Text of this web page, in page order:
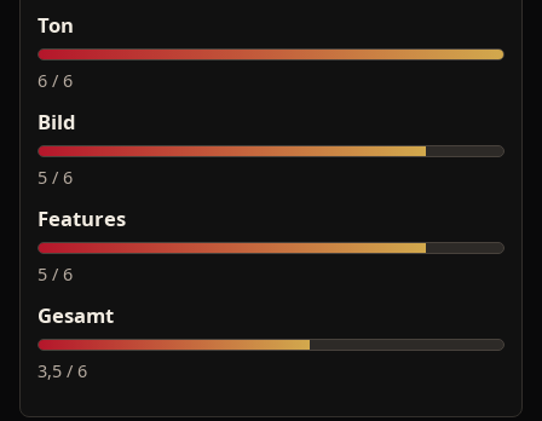
Ton
6 / 6
Bild
5 / 6
Features
5 / 6
Gesamt
3,5 / 6